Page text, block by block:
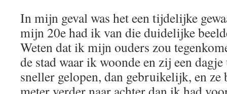
In mijn geval was het een tijdelijke
mijn 20e had ik van die duidelijke
Weten dat ik mijn ouders zou
de stad waar ik woonde en zij een
sneller gelopen, dan gebruikelijk, en ze